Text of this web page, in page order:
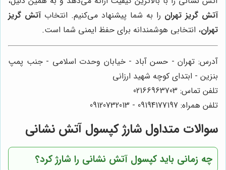
آتش گریز تهران را به شما پیشنهاد می‌کنیم. انتخابآتش گریز
تهران، انتخابی هوشمندانه برای حفظ ایمنی شما است.
آدرس: تهران - حسن آباد - خیابان وحدت اسلامی - جنب پمپ
بنزین - ابتدای کوچه شهید ارزانی
تلفن تماس: 02166963703
تلفن همراه: 09194177197 - 09120732013
سوالات متداول شارژ کپسول آتش نشانی
چه زمانی باید کپسول آتش نشانی را شارژ کرد؟